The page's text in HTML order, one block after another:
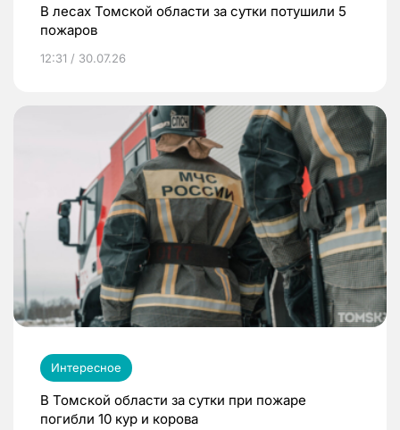
В лесах Томской области за сутки потушили 5
пожаров
12:31 / 30.07.26
Интересное
В Томской области за сутки при пожаре
погибли 10 кур и корова